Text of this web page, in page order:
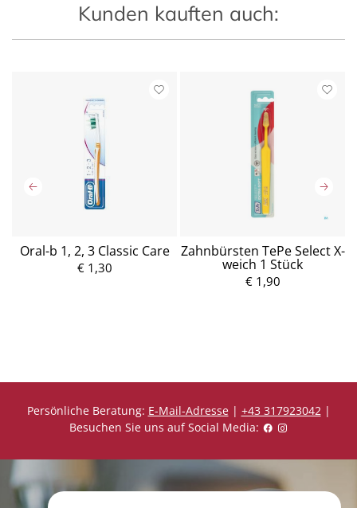
Kunden kauften auch:
Oral-b 1, 2, 3 Classic Care
€ 1,30
Zahnbürsten TePe Select X-
weich 1 Stück
€ 1,90
Persönliche Beratung: E-Mail-Adresse| +43 317923042|
Besuchen Sie uns auf Social Media: